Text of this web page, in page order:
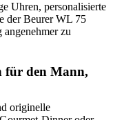
Uhren, personalisierte
der Beurer WL 75
zu
für den Mann,
originelle